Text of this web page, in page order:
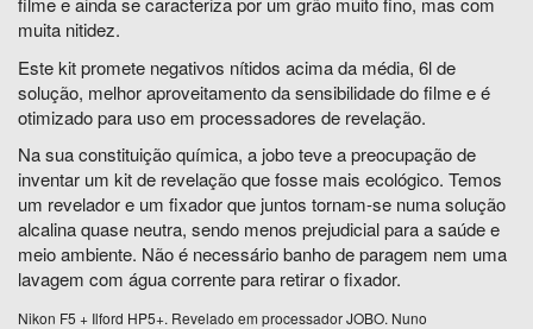
muita nitidez.
Este kit promete negativos nítidos acima da média, 6l de
solução, melhor aproveitamento da sensibilidade do filme e é
otimizado para uso em processadores de revelação.
Na sua constituição química, a jobo teve a preocupação de
inventar um kit de revelação que fosse mais ecológico. Temos
um revelador e um fixador que juntos tornam-se numa solução
alcalina quase neutra, sendo menos prejudicial para a saúde e
meio ambiente. Não é necessário banho de paragem nem uma
lavagem com água corrente para retirar o fixador.
Nikon F5 + Ilford HP5+. Revelado em processador JOBO. Nuno